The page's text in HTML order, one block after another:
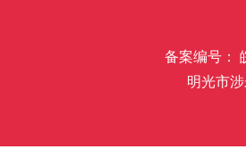
备案编号：
明光市